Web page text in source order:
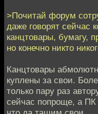
>Почитай форум
даже говорят сейчас
канцтовары, бумагу,
но конечно никто
Канцтовары
куплены за свои.
только пару раз
сейчас попроще, а